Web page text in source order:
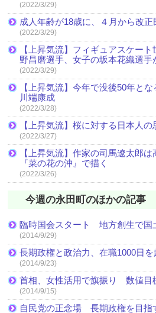
(2022/3/29)
成人年齢が18歳に、４月から改正
(2022/3/29)
【上昇気流】フィギュアスケー
野昌磨選手、女子の坂本花織選手
(2022/3/29)
【上昇気流】今年で没後50年と
川端康成
(2022/3/28)
【上昇気流】桜に対する日本人の
(2022/3/27)
【上昇気流】作家の司馬遼太郎
『菜の花の沖』で描く
(2022/3/26)
今週の永田町のほかの記事
臨時国会スタート 地方創生で国
(2014/9/29)
長期政権と政治力、在職1000日
(2014/9/23)
首相、女性活用で旗振り 数値目
(2014/9/15)
自民党の正念場 長期政権を目指